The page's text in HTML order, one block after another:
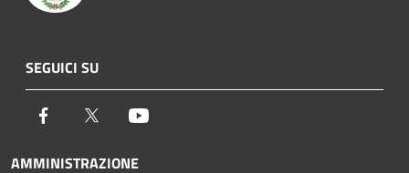
SEGUICI SU
Facebook Twitter
AMMINISTRAZIONE